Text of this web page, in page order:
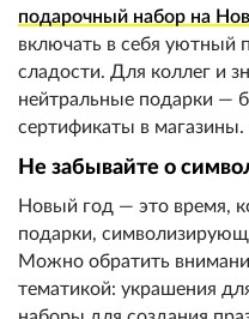
подарочный набор на
включать в себя уютный
сладости. Для коллег и
нейтральные подарки —
сертификаты в магазины.
Не забывайте о
Новый год — это время,
подарки,
Можно обратить
тематикой: украшения